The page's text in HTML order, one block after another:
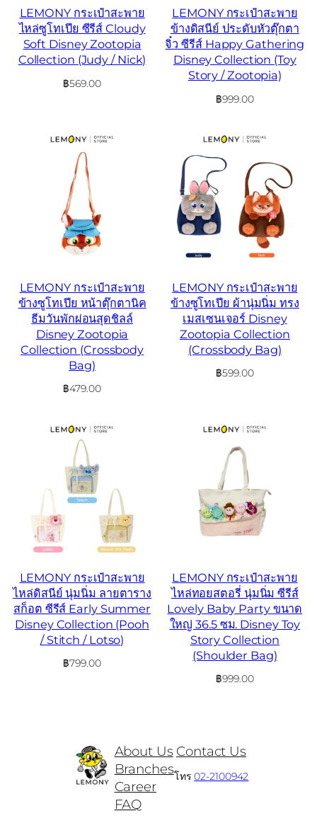
LEMONY กระเป๋าสะพาย
ไหล่ซูโทเปีย ซีรีส์ Cloudy
Soft Disney Zootopia
Collection (Judy / Nick)
฿569.00
LEMONY กระเป๋าสะพาย
ข้างดิสนีย์ ประดับหัวตุ๊กตา
จิ๋ว ซีรีส์ Happy Gathering
Disney Collection (Toy
Story / Zootopia)
฿999.00
LEMONY กระเป๋าสะพาย
ข้างซูโทเปีย หน้าตุ๊กตานิค
ธีมวันพักผ่อนสุดชิลล์
Disney Zootopia
Collection (Crossbody
Bag)
฿479.00
LEMONY กระเป๋าสะพาย
ข้างซูโทเปีย ผ้านุ่มนิ่ม ทรง
เมสเซนเจอร์ Disney
Zootopia Collection
(Crossbody Bag)
฿599.00
LEMONY กระเป๋าสะพาย
ไหล่ดิสนีย์ นุ่มนิ่ม ลายตาราง
สก็อต ซีรีส์ Early Summer
Disney Collection (Pooh
/ Stitch / Lotso)
฿799.00
LEMONY กระเป๋าสะพาย
ไหล่ทอยสตอรี่ นุ่มนิ่ม ซีรีส์
Lovely Baby Party ขนาด
ใหญ่ 36.5 ซม. Disney Toy
Story Collection
(Shoulder Bag)
฿999.00
About Us
Branches
Career
FAQ
Contact Us
โทร02-2100942